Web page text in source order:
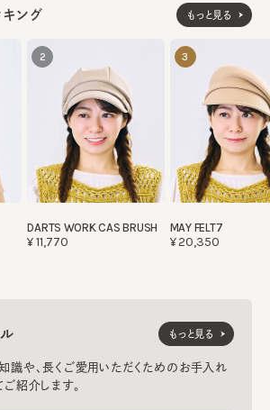
キング もっと見る
2
DARTS WORK CAS BRUSH
¥11,770
3
MAY FELT7
¥20,350
識や、長くご愛用いただくためのお手入れ
紹介します。
もっと見る